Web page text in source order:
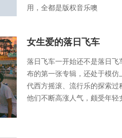
用，全都是版权音乐噢
女生爱的落日飞车
落日飞车一开始还不是落日飞
布的第一张专辑，还处于模仿
代西方摇滚、流行乐的探索过
他们不断高涨人气，颇受年轻